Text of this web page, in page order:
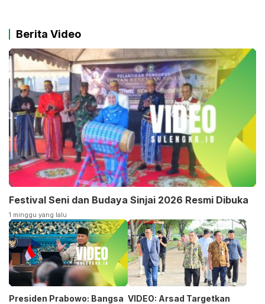
Berita Video
Festival Seni dan Budaya Sinjai 2026 Resmi Dibuka
1 minggu yang lalu
Presiden Prabowo: Bangsa VIDEO: Arsad Targetkan